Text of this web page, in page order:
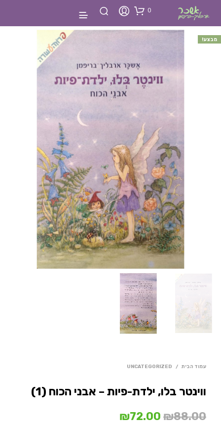
0
מבצע!
עמוד הבית /
UNCATEGORIZED
ווינטר בלו, ילדת-פיות – אבני הכוח (1)
₪88.00
המחיר₪72.00